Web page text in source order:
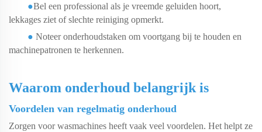
●Bel een professional als je vreemde geluiden hoort,
lekkages ziet of slechte reiniging opmerkt.
● Noteer onderhoudstaken om voortgang bij te houden en
machinepatronen te herkennen.
Waarom onderhoud belangrijk is
Voordelen van regelmatig onderhoud
Zorgen voor wasmachines heeft vaak veel voordelen. Het helpt ze